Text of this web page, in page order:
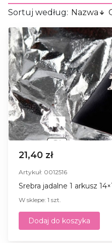
Sortuj według: Nazwa
21,40 zł
Artykuł: 0012516
Srebra jadalne 1 arkusz
W sklepe: 1 szt.
Dodaj do koszyka